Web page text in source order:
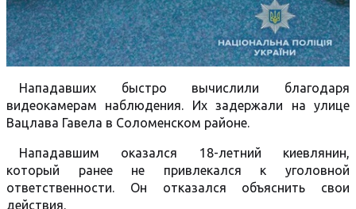
Нападавших быстро вычислили благодаря
видеокамерам наблюдения. Их задержали на улице
Вацлава Гавела в Соломенском районе.
Нападавшим оказался 18-летний киевлянин,
который ранее не привлекался к уголовной
ответственности. Он отказался объяснить свои
действия.